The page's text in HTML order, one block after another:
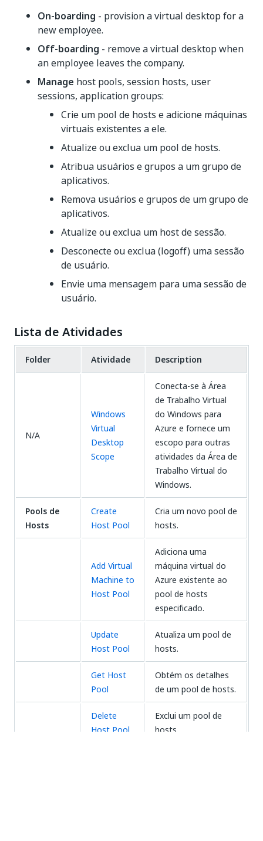
On-boarding - provision a virtual desktop for a
new employee.
Off-boarding - remove a virtual desktop when
an employee leaves the company.
Manage host pools, session hosts, user
sessions, application groups:
Crie um pool de hosts e adicione máquinas
virtuais existentes a ele.
Atualize ou exclua um pool de hosts.
Atribua usuários e grupos a um grupo de
aplicativos.
Remova usuários e grupos de um grupo de
aplicativos.
Atualize ou exclua um host de sessão.
Desconecte ou exclua (logoff) uma sessão
de usuário.
Envie uma mensagem para uma sessão de
usuário.
Lista de Atividades
Folder Atividade Description
N/A
Windows
Virtual
Desktop
Scope
Conecta-se à Área
de Trabalho Virtual
do Windows para
Azure e fornece um
escopo para outras
atividades da Área de
Trabalho Virtual do
Windows.
Pools de
Hosts
Create
Host Pool
Cria um novo pool de
hosts.
Add Virtual
Machine to
Host Pool
Adiciona uma
máquina virtual do
Azure existente ao
pool de hosts
especificado.
Update
Host Pool
Atualiza um pool de
hosts.
Get Host
Pool
Obtém os detalhes
de um pool de hosts.
Delete
Host Pool
Exclui um pool de
hosts.